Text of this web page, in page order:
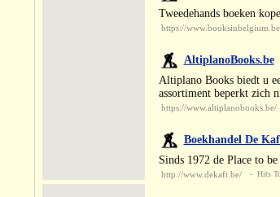
Tweedehands boeken
https://www.booksinbelgium.be
AltiplanoBooks.be
Altiplano Books biedt u
assortiment beperkt zich
https://www.altiplanobooks.be/
Boekhandel De
Sinds 1972 de Place to
http://www.dekaft.be/ - Hits